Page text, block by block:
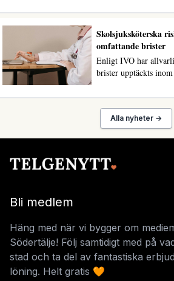
Skolsjuksköterska
omfattande brister
Enligt IVO har
brister upptäckts
Alla nyheter →
Bli medlem
Häng med när vi bygger om
Södertälje! Följ samtidigt med på
stad och ta del av fantastiska
löning. Helt gratis 🧡